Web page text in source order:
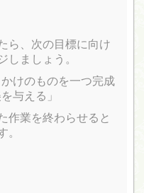
ら、次の目標に向け
しましょう。
けのものを一つ完成
与える」
作業を終わらせると
。